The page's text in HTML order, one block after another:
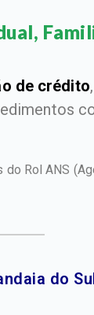
de crédito,
do Rol ANS
do